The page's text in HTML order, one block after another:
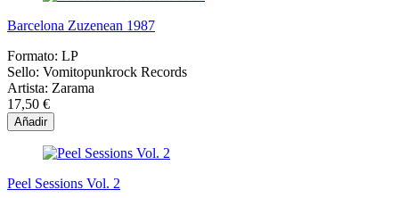
Barcelona Zuzenean 1987
Formato: LP
Sello: Vomitopunkrock Records
Artista: Zarama
17,50 €
Añadir
Peel Sessions Vol. 2